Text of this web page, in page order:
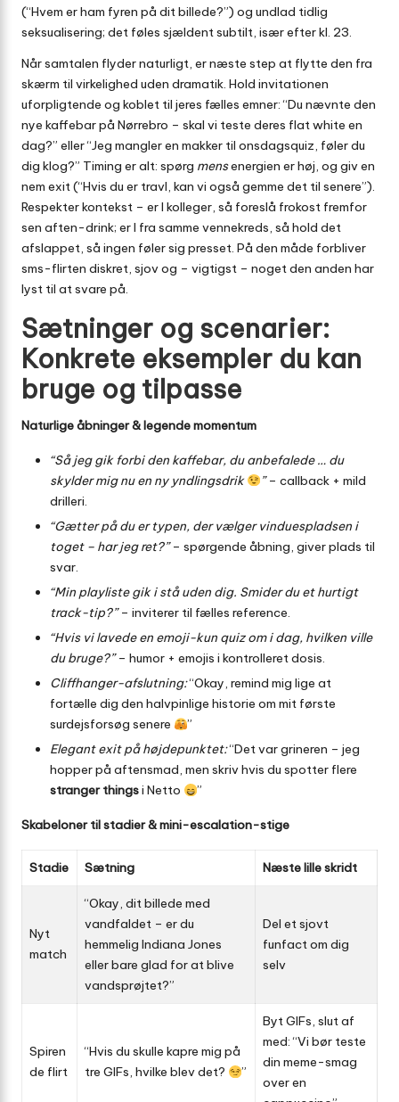
(“Hvem er ham fyren på dit billede?”) og undlad tidlig
seksualisering; det føles sjældent subtilt, især efter kl. 23.
Når samtalen flyder naturligt, er næste step at flytte den fra
skærm til virkelighed uden dramatik. Hold invitationen
uforpligtende og koblet til jeres fælles emner: “Du nævnte den
nye kaffebar på Nørrebro – skal vi teste deres flat white en
dag?” eller “Jeg mangler en makker til onsdagsquiz, føler du
dig klog?” Timing er alt: spørg mensenergien er høj, og giv en
nem exit (“Hvis du er travl, kan vi også gemme det til senere”).
Respekter kontekst – er I kolleger, så foreslå frokost fremfor
sen aften-drink; er I fra samme vennekreds, så hold det
afslappet, så ingen føler sig presset. På den måde forbliver
sms-flirten diskret, sjov og – vigtigst – noget den anden har
lyst til at svare på.
Sætninger og scenarier:
Konkrete eksempler du kan
bruge og tilpasse
Naturlige åbninger & legende momentum
“Så jeg gik forbi den kaffebar, du anbefalede … du
skylder mig nu en ny yndlingsdrik
”– callback + mild
drilleri.
“Gætter på du er typen, der vælger vinduespladsen i
toget – har jeg ret?”– spørgende åbning, giver plads til
svar.
“Min playliste gik i stå uden dig. Smider du et hurtigt
track-tip?”– inviterer til fælles reference.
“Hvis vi lavede en emoji-kun quiz om i dag, hvilken ville
du bruge?”– humor + emojis i kontrolleret dosis.
Cliffhanger-afslutning:“Okay, remind mig lige at
fortælle dig den halvpinlige historie om mit første
surdejsforsøg senere
”
Elegant exit på højdepunktet:“Det var grineren – jeg
hopper på aftensmad, men skriv hvis du spotter flere
stranger thingsi Netto ”
Skabeloner til stadier & mini-escalation-stige
Stadie Sætning Næste lille skridt
Nyt
match
“Okay, dit billede med
vandfaldet – er du
hemmelig Indiana Jones
eller bare glad for at blive
vandsprøjtet?”
Del et sjovt
funfact om dig
selv
Spiren
de flirt
“Hvis du skulle kapre mig på
tre GIFs, hvilke blev det?
”
Byt GIFs, slut af
med: “Vi bør teste
din meme-smag
over en